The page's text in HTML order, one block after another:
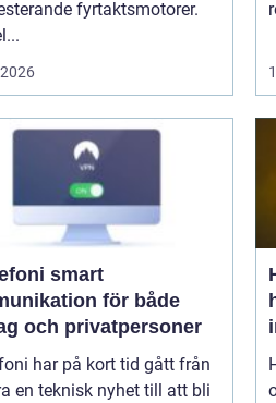
fyrtaktsmotorer.
smart
för både
och privatpersoner
har på kort tid gått från
en teknisk nyhet till att bli